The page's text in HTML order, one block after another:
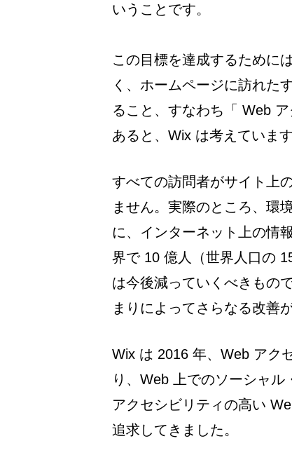
いうことです。
この目標を達成するために
く、ホームページに訪れた
ること、すなわち「 Web
あると、Wix は考えています
すべての訪問者がサイト上
ません。実際のところ、環
に、インターネット上の情
界で 10 億人（世界人口の
は今後減っていくべきもの
まりによってさらなる改善
Wix は 2016 年、Web アク
り、Web 上でのソーシャル
アクセシビリティの高い
追求してきました。